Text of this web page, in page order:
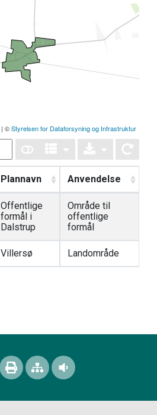
| ©Styrelsen for Dataforsyning og Infrastruktur
Plannavn Anvendelse
Offentlige
formål i
Dalstrup
Område til
offentlige
formål
Villersø Landområde